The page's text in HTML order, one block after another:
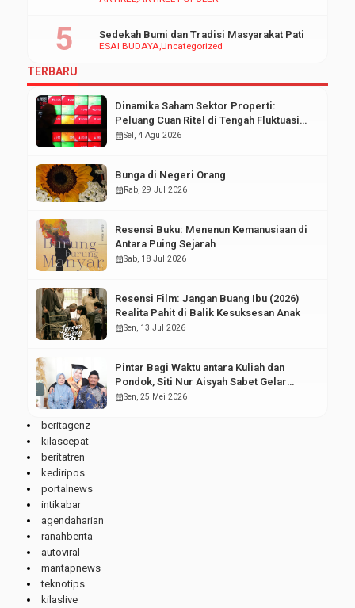
ESAI BUDAYAUncategorized
Sedekah Bumi dan Tradisi Masyarakat Pati
TERBARU
Dinamika Saham Sektor Properti:
Peluang Cuan Ritel di Tengah Fluktuasi
Pasar Modal
calendar_monthSel, 4 Agu 2026
Bunga di Negeri Orang
calendar_monthRab, 29 Jul 2026
Resensi Buku: Menenun Kemanusiaan di
Antara Puing Sejarah
calendar_monthSab, 18 Jul 2026
Resensi Film: Jangan Buang Ibu (2026)
Realita Pahit di Balik Kesuksesan Anak
calendar_monthSen, 13 Jul 2026
Pintar Bagi Waktu antara Kuliah dan
Pondok, Siti Nur Aisyah Sabet Gelar
Wisudawan Terbaik
calendar_monthSen, 25 Mei 2026
beritagenz
kilascepat
beritatren
kediripos
portalnews
intikabar
agendaharian
ranahberita
autoviral
mantapnews
teknotips
kilaslive